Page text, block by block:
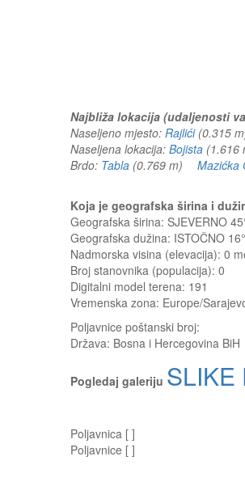
Najbliža lokacija (udaljenosti
Naseljeno mjesto: Rajlići(0.315
Naseljena lokacija: Bojista (1.616
Brdo: Tabla (0.769 m) Mazićka
Koja je geografska širina i
Geografska širina: SJEVERNO
Geografska dužina: ISTOČNO
Nadmorska visina (elevacija): 0
Broj stanovnika (populacija): 0
Digitalni model terena: 191
Vremenska zona: Europe/
Poljavnice poštanski broj:
Država: Bosna i Hercegovina BiH
Pogledaj galeriju SLIKE
Poljavnica [ ]
Poljavnice [ ]